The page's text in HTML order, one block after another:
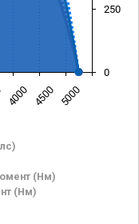
(Нм)
(Нм)
4000 4500 5000
0
250